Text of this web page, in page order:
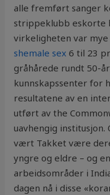
alle fremført sanger
strippeklubb eskorte
virkeligheten var mye
shemale sex 6 til 23
gråhårede rundt 50-
kunnskapssenter for
resultatene av en
utført av the
uavhengig
vært Takket være
yngre og eldre – og
arbeidsområder i
dagen nå i disse